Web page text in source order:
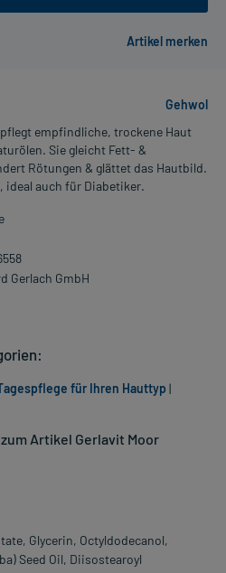
Gehwol
empfindliche, trockene Haut
Sie gleicht Fett- &
Rötungen & glättet das Hautbild.
ideal auch für Diabetiker.
Gerlach GmbH
Artikel Gerlavit Moor
Glycerin, Octyldodecanol,
Seed Oil, Diisostearoyl
für Ihren Hauttyp |